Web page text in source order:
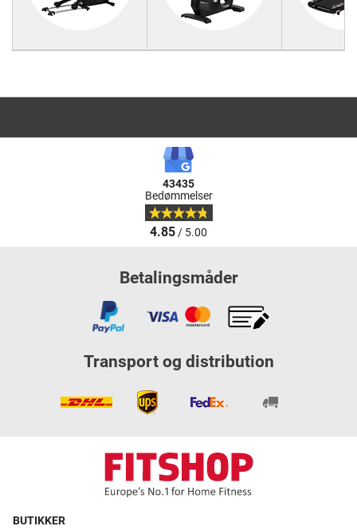
43435
Bedømmelser
4.85/ 5.00
Betalingsmåder
Transport og distribution
BUTIKKER